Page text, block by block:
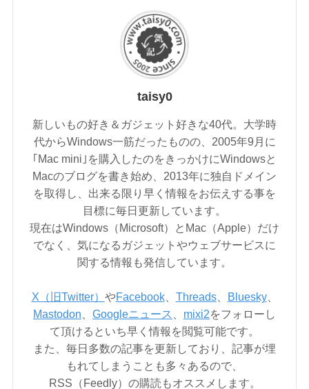
taisy0
新しいもの好き＆ガジェット好きな40代。大学時
代からWindows一筋だったものの、2005年9月に
｢Mac mini｣を購入したのをきっかけにWindowsと
Macのブログを書き始め、2013年に独自ドメイン
を取得し、出来る限り早く情報をお伝えする事を
目標に毎日更新しています。
現在はWindows（Microsoft）とMac（Apple）だけ
でなく、気になるガジェットやウェブサービスに
関する情報も発信しています。
X（旧Twitter） やFacebook、 Threads、 Bluesky、
Mastodon
Googleニュース mixi2をフォローし
て頂けるといち早く情報を閲覧可能です。
また、毎日多数の記事を更新しており、記事が埋
もれてしまうことも多々あるので、
RSS（Feedly）の購読もオススメします。